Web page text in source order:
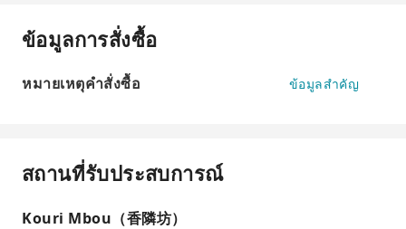
ข้อมูลการสั่งซื้อ
หมายเหตุคำสั่งซื้อ ข้อมูลสำคัญ
สถานที่รับประสบการณ์
Kouri Mbou（香隣坊）